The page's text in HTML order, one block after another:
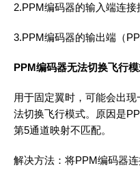
2.PPM编码器的输入端连接
3.PPM编码器的输出端（
PPM编码器无法切换飞行
用于固定翼时，可能会出
法切换飞行模式。原因是
第5通道映射不匹配。
解决方法：将PPM编码器